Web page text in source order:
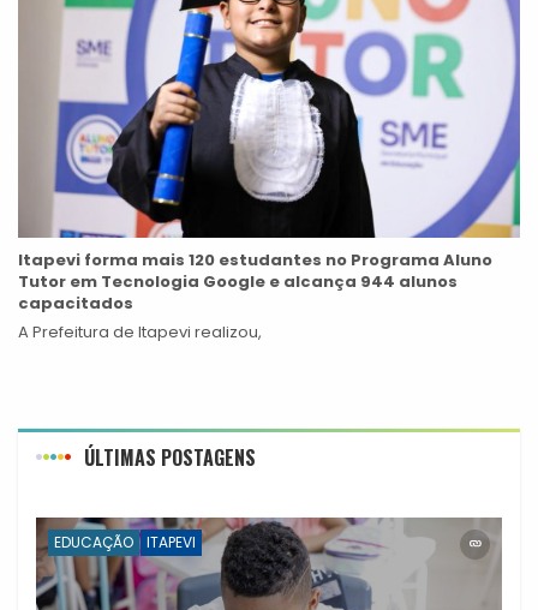
Itapevi forma mais 120 estudantes no Programa Aluno
Tutor em Tecnologia Google e alcança 944 alunos
capacitados
A Prefeitura de Itapevi realizou,
ÚLTIMAS POSTAGENS
EDUCAÇÃO ITAPEVI